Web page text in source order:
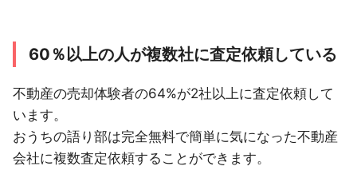
60％以上の人が複数社に査定依頼している
不動産の売却体験者の64%が2社以上に査定依頼して
います。
おうちの語り部は完全無料で簡単に気になった不動産
会社に複数査定依頼することができます。